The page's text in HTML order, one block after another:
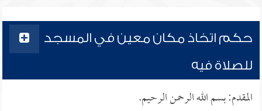
حكم اتخاذ مكان معين في المسجد
للصلاة فيه
المقدم: بسم الله الرحمن الرحيم.